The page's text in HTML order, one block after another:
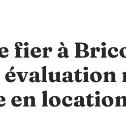
fier à
en